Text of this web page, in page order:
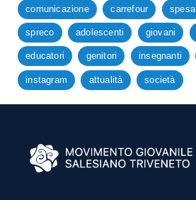
comunicazione carrefour spesa
spreco adolescenti giovani
educatori genitori insegnanti
instagram attualità società